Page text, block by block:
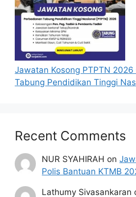
Jawatan Kosong PTPTN
Tabung Pendidikan Tinggi
Recent Comments
NUR SYAHIRAH on
Polis Bantuan KTMB
Lathumy Sivasankaran